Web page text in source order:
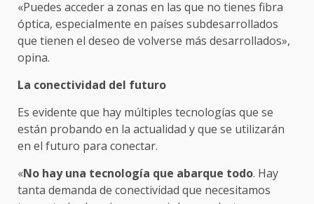
«Puedes acceder a zonas en las que no tienes fibra
óptica, especialmente en países subdesarrollados
que tienen el deseo de volverse más desarrollados»,
opina.
La conectividad del futuro
Es evidente que hay múltiples tecnologías que se
están probando en la actualidad y que se utilizarán
en el futuro para conectar.
«No hay una tecnología que abarque todo. Hay
tanta demanda de conectividad que necesitamos